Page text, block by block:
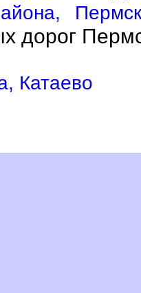
дорог
Катаево